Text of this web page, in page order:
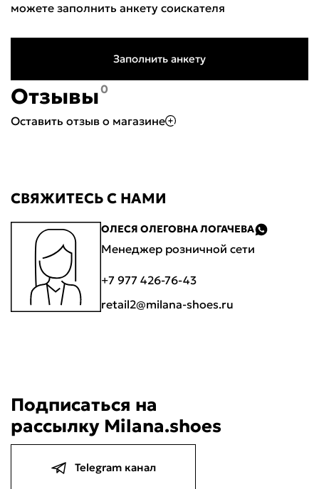
можете заполнить анкету соискателя
Заполнить анкету
Отзывы0
Оставить отзыв о магазине
CВЯЖИТЕСЬ С НАМИ
ОЛЕСЯ ОЛЕГОВНА ЛОГАЧЕВА
Менеджер розничной сети
+7 977 426-76-43
retail2@milana-shoes.ru
Подписаться на
рассылку Milana.shoes
Telegram канал